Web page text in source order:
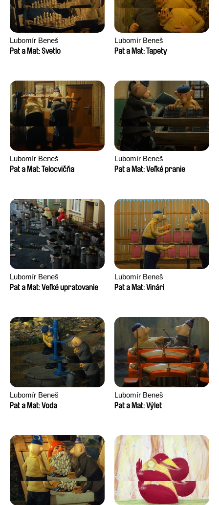
Lubomír Beneš
Pat a Mat: Svetlo
Lubomír Beneš
Pat a Mat: Tapety
Lubomír Beneš
Pat a Mat: Telocvičňa
Lubomír Beneš
Pat a Mat: Veľké pranie
Lubomír Beneš
Pat a Mat: Veľké upratovanie
Lubomír Beneš
Pat a Mat: Vinári
Lubomír Beneš
Pat a Mat: Voda
Lubomír Beneš
Pat a Mat: Výlet